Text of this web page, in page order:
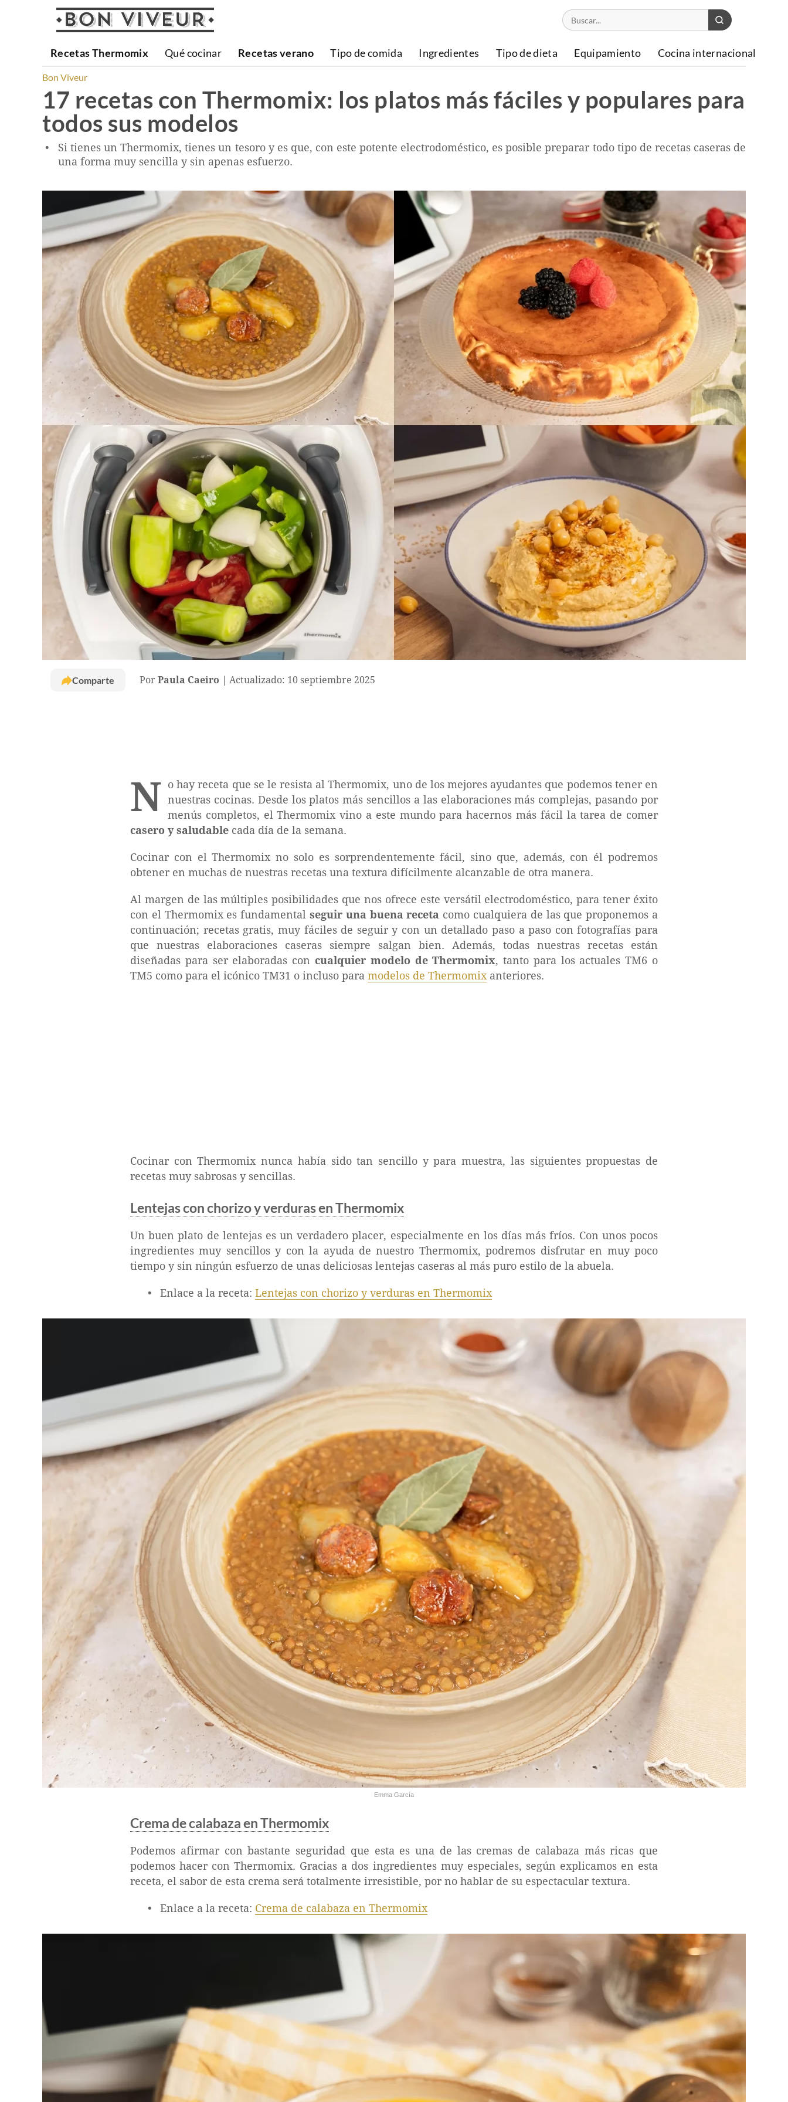
Recetas Thermomix Qué cocinar Recetas verano Tipo de comida Ingredientes Tipo de dieta Equipamiento Cocina internacional
Bon Viveur
17 recetas con Thermomix: los platos más fáciles y populares para
todos sus modelos
Si tienes un Thermomix, tienes un tesoro y es que, con este potente electrodoméstico, es posible preparar todo tipo de recetas caseras de
una forma muy sencilla y sin apenas esfuerzo.
Comparte Por Paula Caeiro Actualizado: 10 septiembre 2025
N o hay receta que se le resista al Thermomix, uno de los mejores ayudantes que podemos tener en
nuestras cocinas. Desde los platos más sencillos a las elaboraciones más complejas, pasando por
menús completos, el Thermomix vino a este mundo para hacernos más fácil la tarea de comer
casero y saludable cada día de la semana.
Cocinar con el Thermomix no solo es sorprendentemente fácil, sino que, además, con él podremos
obtener en muchas de nuestras recetas una textura difícilmente alcanzable de otra manera.
Al margen de las múltiples posibilidades que nos ofrece este versátil electrodoméstico, para tener éxito
con el Thermomix es fundamental seguir una buena receta como cualquiera de las que proponemos a
continuación; recetas gratis, muy fáciles de seguir y con un detallado paso a paso con fotografías para
que nuestras elaboraciones caseras siempre salgan bien. Además, todas nuestras recetas están
diseñadas para ser elaboradas con cualquier modelo de Thermomix, tanto para los actuales TM6 o
TM5 como para el icónico TM31 o incluso para modelos de Thermomix anteriores.
Cocinar con Thermomix nunca había sido tan sencillo y para muestra, las siguientes propuestas de
recetas muy sabrosas y sencillas.
Lentejas con chorizo y verduras en Thermomix
Un buen plato de lentejas es un verdadero placer, especialmente en los días más fríos. Con unos pocos
ingredientes muy sencillos y con la ayuda de nuestro Thermomix, podremos disfrutar en muy poco
tiempo y sin ningún esfuerzo de unas deliciosas lentejas caseras al más puro estilo de la abuela.
Enlace a la receta: Lentejas con chorizo y verduras en Thermomix
Emma García
Crema de calabaza en Thermomix
Podemos afirmar con bastante seguridad que esta es una de las cremas de calabaza más ricas que
podemos hacer con Thermomix. Gracias a dos ingredientes muy especiales, según explicamos en esta
receta, el sabor de esta crema será totalmente irresistible, por no hablar de su espectacular textura.
Enlace a la receta: Crema de calabaza en Thermomix